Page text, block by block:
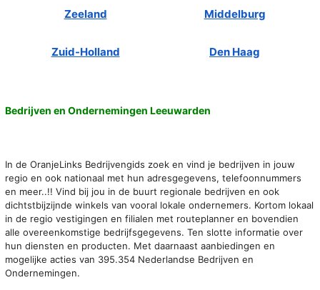
Zeeland Middelburg
Zuid-Holland Den Haag
Bedrijven en Ondernemingen Leeuwarden
In de OranjeLinks Bedrijvengids zoek en vind je bedrijven in jouw
regio en ook nationaal met hun adresgegevens, telefoonnummers
en meer..!! Vind bij jou in de buurt regionale bedrijven en ook
dichtstbijzijnde winkels van vooral lokale ondernemers. Kortom lokaal
in de regio vestigingen en filialen met routeplanner en bovendien
alle overeenkomstige bedrijfsgegevens. Ten slotte informatie over
hun diensten en producten. Met daarnaast aanbiedingen en
mogelijke acties van 395.354 Nederlandse Bedrijven en
Ondernemingen.